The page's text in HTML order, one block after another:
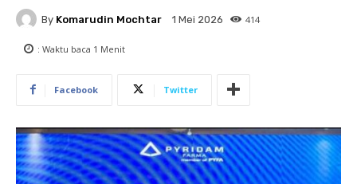
By Komarudin Mochtar 1 Mei 2026 414
: Waktu baca 1 Menit
Facebook Twitter